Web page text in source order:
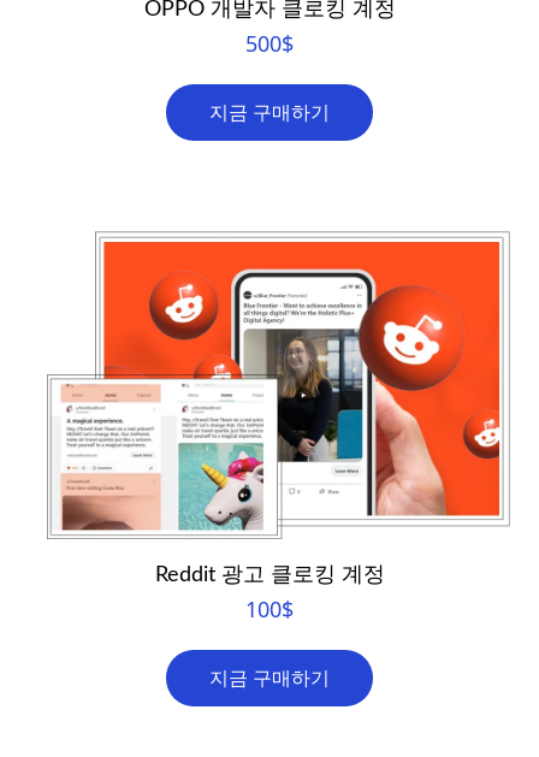
OPPO 개발자 클로킹 계정
500$
지금 구매하기
Reddit 광고 클로킹 계정
100$
지금 구매하기